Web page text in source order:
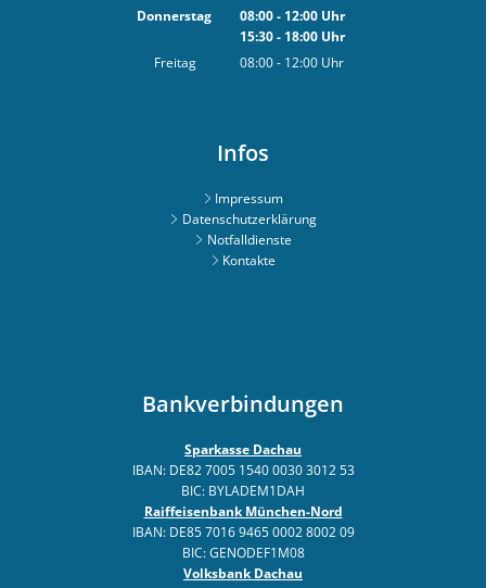
Von 08:00 bis 12:00 Uhr
Donnerstag 08:00- 12:00Uhr
Von 08:00 bis 12:00 Uhr
15:30- 18:00Uhr
Von 15:30 bis 18:00 Uhr
Freitag 08:00- 12:00 Uhr
Infos
Impressum
Datenschutzerklärung
Notfalldienste
Kontakte
Bankverbindungen
Sparkasse Dachau
IBAN: DE82 7005 1540 0030 3012 53
BIC: BYLADEM1DAH
Raiffeisenbank München-Nord
IBAN: DE85 7016 9465 0002 8002 09
BIC: GENODEF1M08
Volksbank Dachau